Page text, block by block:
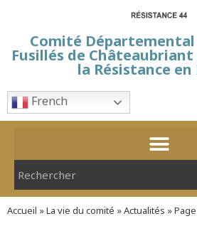
Comité Départemental
Fusillés de
la Résistance
French
Accueil »La vie du comité »Actualités »